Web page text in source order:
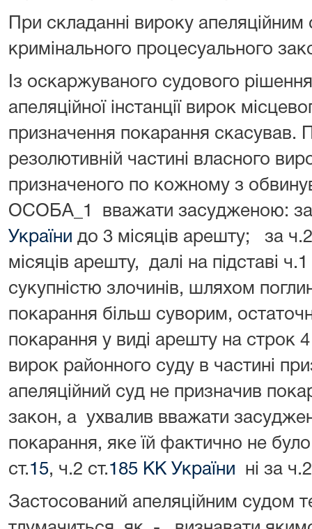
При складанні вироку
кримінального процесуального
Із оскаржуваного судового
апеляційної інстанції вирок
призначення покарання скасував.
резолютивній частині власного
призначеного по кожному з
ОСОБА_1 вважати засудженою: за
України до 3 місяців арешту; за
місяців арешту, далі на підставі ч.1
сукупністю злочинів, шляхом
покарання більш суворим,
покарання у виді арешту на строк
вирок районного суду в частині
апеляційний суд не призначив
закон, а ухвалив вважати
покарання, яке їй фактично не
ст.15, ч.2 ст.185 КК України ні за
Застосований апеляційним судом